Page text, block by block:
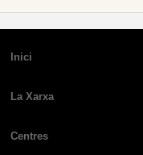
Inici
La Xarxa
Centres